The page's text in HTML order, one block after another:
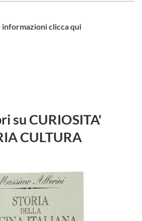
informazioni clicca qui
su CURIOSITA'
CULTURA